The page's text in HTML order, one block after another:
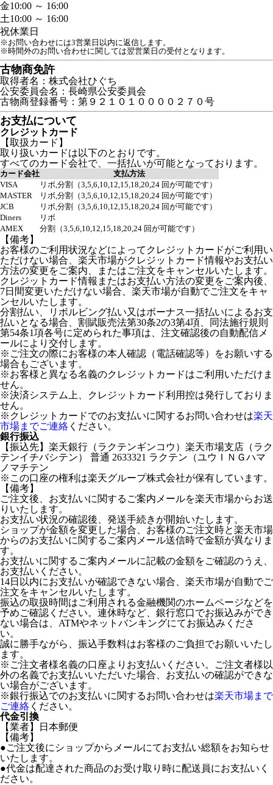
金10:00 ～ 16:00
土10:00 ～ 16:00
祝休業日
※お問い合わせには3営業日以内に返信します。
※時間外のお問い合わせに関しては翌営業日の受付となります。
古物商免許
取得者名：株式会社ひぐち
公安委員会名：長崎県公安委員会
古物商登録番号：第９２１０１００００２７０号
お支払について
クレジットカード
【取扱カード】
取り扱いカードは以下のとおりです。
すべてのカード会社で、一括払いが可能となっております。
カード会社
支払方法
VISA
リボ,分割（3,5,6,10,12,15,18,20,24 回が可能です）
MASTER
リボ,分割（3,5,6,10,12,15,18,20,24 回が可能です）
JCB
リボ,分割（3,5,6,10,12,15,18,20,24 回が可能です）
Diners
リボ
AMEX
分割（3,5,6,10,12,15,18,20,24 回が可能です）
【備考】
お客様のご利用状況などによってクレジットカードがご利用い
ただけない場合、楽天市場がクレジットカード情報やお支払い
方法の変更をご案内、またはご注文をキャンセルいたします。
クレジットカード情報またはお支払い方法の変更をご案内後、
7日間変更いただけない場合、楽天市場が自動でご注文をキャ
ンセルいたします。
分割払い、リボルビング払い又はボーナス一括払いによるお支
払いとなる場合、割賦販売法第30条2の3第4項、同法施行規則
第54条1項各号に定められた事項は、注文確認後の自動配信メ
ールにより交付します。
※ご注文の際にお客様の本人確認（電話確認等）をお願いする
場合もございます。
※お客様と異なる名義のクレジットカードはご利用いただけま
せん。
※決済システム上、クレジットカード利用控は発行しておりま
せん。
※クレジットカードでのお支払いに関するお問い合わせは楽天
市場までご連絡 ください。
銀行振込
【振込先】楽天銀行（ラクテンギンコウ）楽天市場支店（ラク
テンイチバシテン） 普通 2633321 ラクテン（ユウＩＮＧハマ
ノマチテン
※この口座の権利は楽天グループ株式会社が保有しています。
【備考】
ご注文後、お支払いに関するご案内メールを楽天市場からお送
りいたします。
お支払い状況の確認後、発送手続きが開始いたします。
ショップが金額を変更した場合、お客様のご注文時と楽天市場
からのお支払いに関するご案内メール送信時で金額が異なりま
す。
お支払いに関するご案内メールに記載の金額をご確認のうえ、
お支払いください。
14日以内にお支払いが確認できない場合、楽天市場が自動でご
注文をキャンセルいたします。
振込の取扱時間はご利用される金融機関のホームページなどを
予めご確認ください。連休時など、銀行窓口でお振込みができ
ない場合は、ATMやネットバンキングにてお振込みくださ
い。
誠に勝手ながら、振込手数料はお客様のご負担でお願いいたし
ます。
※ご注文者様名義の口座よりお支払いください。ご注文者様以
外の名義でお支払いいただいた場合、お支払いの確認ができな
い場合がございます。
※銀行振込でのお支払いに関するお問い合わせは楽天市場まで
ご連絡 ください。
代金引換
【業者】日本郵便
【備考】
●ご注文後にショップからメールにてお支払い総額をお知らせ
いたします。
●代金は配達された商品のお受け取り時に配送員にお支払いく
ださい。